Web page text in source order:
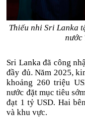
Thiếu nhi Sri Lanka
nước
Sri Lanka đã công
đầy đủ. Năm 2025,
khoảng 260 triệu
nước đặt mục tiêu
đạt 1 tỷ USD. Hai
và khu vực.